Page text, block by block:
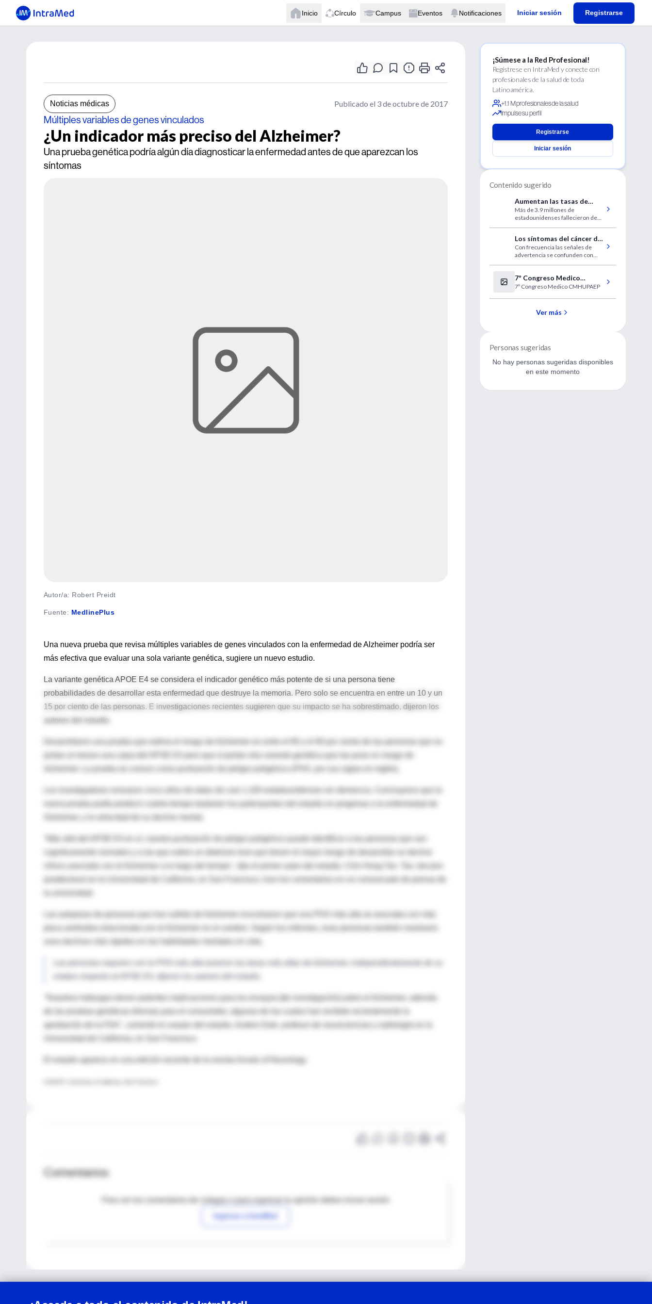
Inicio Círculo Campus Eventos Notificaciones Iniciar sesión Registrarse
Noticias médicas Publicado el 3 de octubre de 2017
Múltiples variables de genes vinculados
¿Un indicador más preciso del Alzheimer?
Una prueba genética podría algún día diagnosticar la enfermedad antes de que aparezcan los
síntomas
Autor/a: Robert Preidt
Fuente: MedlinePlus
Una nueva prueba que revisa múltiples variables de genes vinculados con la enfermedad de Alzheimer podría ser
más efectiva que evaluar una sola variante genética, sugiere un nuevo estudio.
La variante genética APOE E4 se considera el indicador genético más potente de si una persona tiene
probabilidades de desarrollar esta enfermedad que destruye la memoria. Pero solo se encuentra en entre un 10 y un
15 por ciento de las personas. E investigaciones recientes sugieren que su impacto se ha sobrestimado, dijeron los
autores del estudio.
Desarrollaron una prueba que estima el riesgo de Alzheimer en entre el 85 y el 90 por ciento de las personas que no
portan al menos una copia del APOE E4 pero que sí portan otra variante genética que las pone en riesgo de
Alzheimer. La prueba se conoce como puntuación de peligro poligénico (PHS, por sus siglas en inglés).
Los investigadores revisaron cinco años de datos de casi 1,100 estadounidenses sin demencia. Concluyeron que la
nueva prueba podía predecir cuánto tiempo tardarían los participantes del estudio en progresar a la enfermedad de
"Más allá del APOE E4 en sí, nuestra puntuación de peligro poligénico puede identificar a las personas que son
cognitivamente normales y a las que sufren un deterioro leve que tienen el mayor riesgo de desarrollar un declive
clínico asociado con el Alzheimer a lo largo del tiempo", dijo el primer autor del estudio, Chin Hong Tan. Tan, becario
placa amiloidea relacionada con el Alzheimer en el cerebro. Según los informes, esas personas también mostraron
"Nuestros hallazgos tienen potentes implicaciones para los ensayos [de investigación] sobre el Alzheimer, además
de las pruebas genéticas directas para el consumidor, algunas de las cuales han recibido recientemente la
aprobación de la FDA", comentó el coautor del estudio, Anders Dale, profesor de neurociencias y radiología en la
El estudio aparece en una edición reciente de la revista Annals of Neurology.
Comentarios
Para ver los comentarios de colegas o para expresar tu opinión debes iniciar sesión
Ingresar a IntraMed
¡Súmese a la Red Profesional!
Regístrese en IntraMed y conecte con
profesionales de la salud de toda
Latinoamérica.
+1.1 M profesionales de la salud
Impulse su perfil
Registrarse
Iniciar sesión
Contenido sugerido
Aumentan las tasas de
mortalidad por
enfermedades
respiratorias (USA)
Más de 3.9 millones de
estadounidenses fallecieron de
Los síntomas del cáncer de
próstata no siempre son
obvios
Con frecuencia las señales de
advertencia se confunden con
7º Congreso Medico
CMHUPAEP
7º Congreso Medico CMHUPAEP
Ver más
Personas sugeridas
No hay personas sugeridas disponibles
en este momento